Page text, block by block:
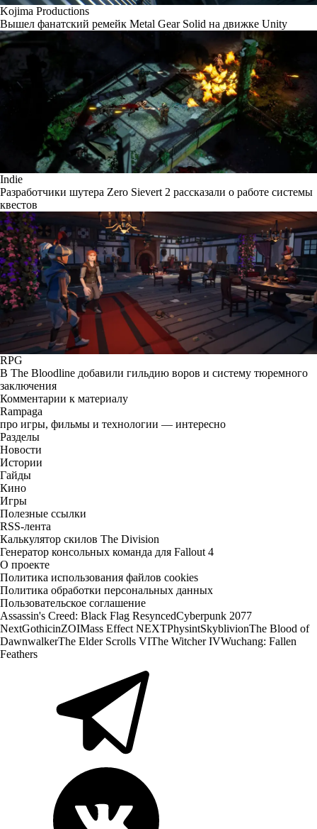
Kojima Productions
Вышел фанатский ремейк Metal Gear Solid на движке Unity
Indie
Разработчики шутера Zero Sievert 2 рассказали о работе системы
квестов
RPG
В The Bloodline добавили гильдию воров и систему тюремного
заключения
Комментарии к материалу
Rampaga
про игры, фильмы и технологии — интересно
Разделы
Новости
Истории
Гайды
Кино
Игры
Полезные ссылки
RSS-лента
Калькулятор скилов The Division
Генератор консольных команда для Fallout 4
О проекте
Политика использования файлов cookies
Политика обработки персональных данных
Пользовательское соглашение
Assassin's Creed: Black Flag ResyncedCyberpunk 2077
NextGothicinZOIMass Effect NEXTPhysintSkyblivionThe Blood of
DawnwalkerThe Elder Scrolls VIThe Witcher IVWuchang: Fallen
Feathers